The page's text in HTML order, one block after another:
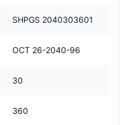
SHPGS 2040303601
ОСТ 26-2040-96
30
360